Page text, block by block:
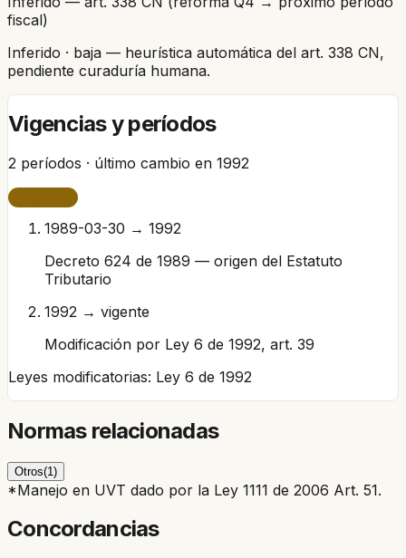
fiscal)
Inferido · baja — heurística automática del art. 338 CN,
pendiente curaduría humana.
Vigencias y períodos
2 períodos · último cambio en 1992
1989-03-30 → 1992
Decreto 624 de 1989 — origen del Estatuto
Tributario
1992 → vigente
Modificación por Ley 6 de 1992, art. 39
Leyes modificatorias: Ley 6 de 1992
Normas relacionadas
Otros(1)
*Manejo en UVT dado por la Ley 1111 de 2006 Art. 51.
Concordancias